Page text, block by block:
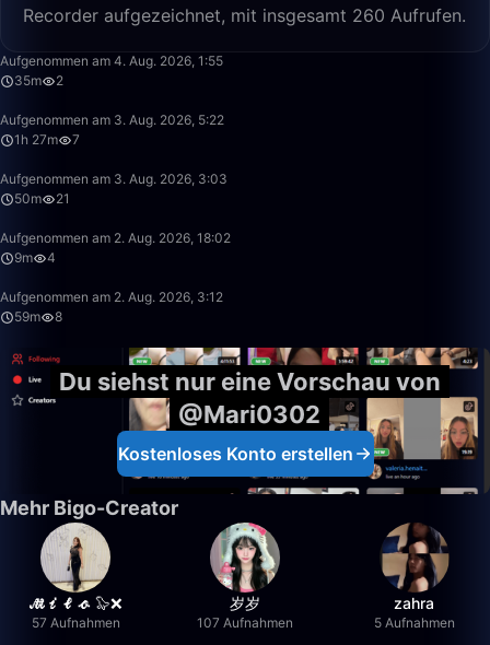
Recorder aufgezeichnet, mit insgesamt 260 Aufrufen.
Aufgenommen am 4. Aug. 2026, 1:55
35m
2
Aufgenommen am 3. Aug. 2026, 5:22
1h 27m
7
Aufgenommen am 3. Aug. 2026, 3:03
50m
21
Aufgenommen am 2. Aug. 2026, 18:02
9m
4
Aufgenommen am 2. Aug. 2026, 3:12
59m
8
Du siehst nur eine Vorschau von
@Mari0302
Kostenloses Konto erstellen
Mehr Bigo-Creator
𝓜𝓲𝓵𝓸 🦭❌
57 Aufnahmen
岁岁
107 Aufnahmen
zahra
5 Aufnahmen